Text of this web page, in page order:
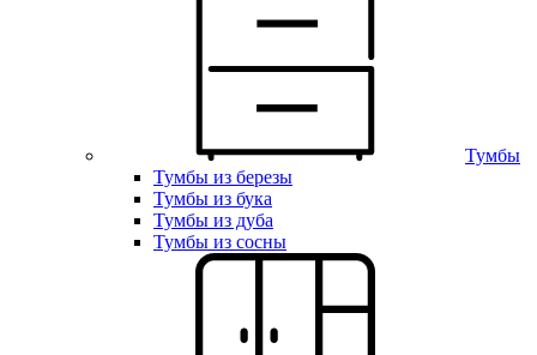
Тумбы
Тумбы из березы
Тумбы из бука
Тумбы из дуба
Тумбы из сосны